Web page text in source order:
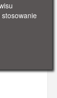
05-16